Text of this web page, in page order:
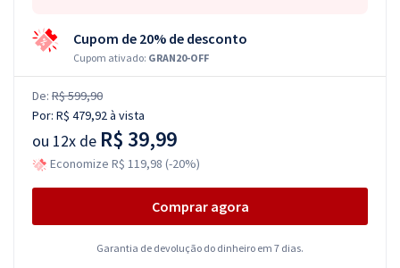
Cupom de 20% de desconto
Cupom ativado: GRAN20-OFF
De: R$ 599,90
Por: R$ 479,92à vista
ou 12x de R$ 39,99
Economize R$ 119,98 (-20%)
Comprar agora
Garantia de devolução do dinheiro em 7 dias.